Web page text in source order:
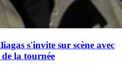
s'invite sur scène avec
la tournée